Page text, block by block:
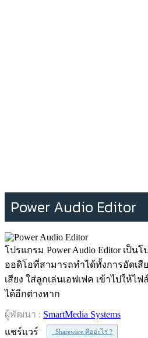
Power Audio Editor
โปรแกรม Power Audio Editor เป็น
ออดิโอที่สามารถทำได้ทั้งการอัดเสี
เสียง ใส่ลูกเล่นเอฟเฟค เข้าไปให้ไ
ได้อีกต่างหาก
ผู้พัฒนา : SmartMedia Systems
แชร์แวร์
Shareware คืออะไร ?